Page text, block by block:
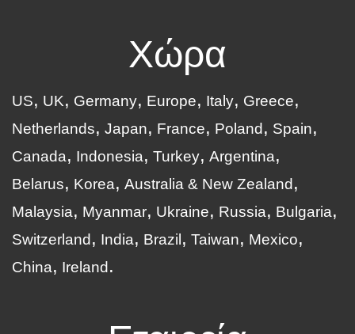
Χώρα
US UK Germany Europe Italy
Greece
Netherlands
Japan France Poland
Spain
Canada
Indonesia Turkey Argentina
Belarus
Korea Australia & New Zealand
Malaysia
Myanmar Ukraine Russia
Bulgaria
Switzerland
India Brazil Taiwan
Mexico
China
Ireland